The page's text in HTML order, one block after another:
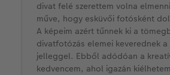
divat felé szerettem volna
műve, hogy esküvői fotósként
A képeim azért tűnnek ki a
divatfotózás elemei keverednek
jelleggel. Ebből adódóan a
kedvencem, ahol igazán